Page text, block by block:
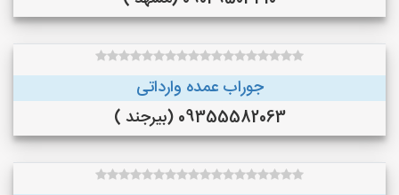
جوراب عمده وارداتی
09355582063 (بیرجند )